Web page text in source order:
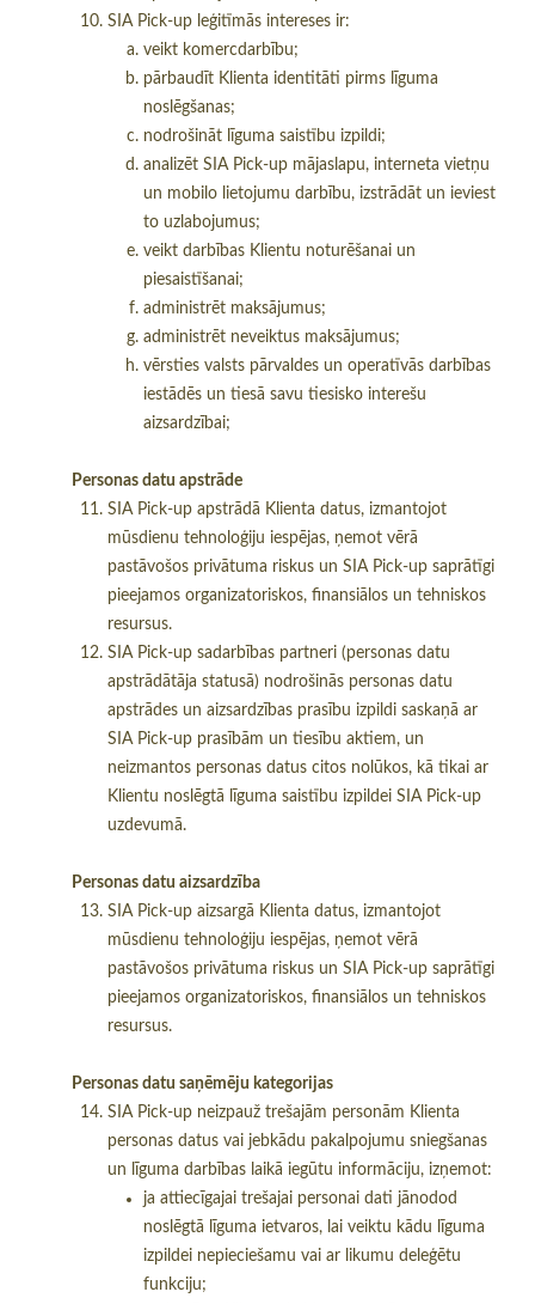
SIA Pick-up leģitīmās intereses ir:
veikt komercdarbību;
pārbaudīt Klienta identitāti pirms līguma
noslēgšanas;
nodrošināt līguma saistību izpildi;
analizēt SIA Pick-up mājaslapu, interneta vietņu
un mobilo lietojumu darbību, izstrādāt un ieviest
to uzlabojumus;
veikt darbības Klientu noturēšanai un
piesaistīšanai;
administrēt maksājumus;
administrēt neveiktus maksājumus;
vērsties valsts pārvaldes un operatīvās darbības
iestādēs un tiesā savu tiesisko interešu
aizsardzībai;
Personas datu apstrāde
SIA Pick-up apstrādā Klienta datus, izmantojot
mūsdienu tehnoloģiju iespējas, ņemot vērā
pastāvošos privātuma riskus un SIA Pick-up saprātīgi
pieejamos organizatoriskos, finansiālos un tehniskos
resursus.
SIA Pick-up sadarbības partneri (personas datu
apstrādātāja statusā) nodrošinās personas datu
apstrādes un aizsardzības prasību izpildi saskaņā ar
SIA Pick-up prasībām un tiesību aktiem, un
neizmantos personas datus citos nolūkos, kā tikai ar
Klientu noslēgtā līguma saistību izpildei SIA Pick-up
uzdevumā.
Personas datu aizsardzība
SIA Pick-up aizsargā Klienta datus, izmantojot
mūsdienu tehnoloģiju iespējas, ņemot vērā
pastāvošos privātuma riskus un SIA Pick-up saprātīgi
pieejamos organizatoriskos, finansiālos un tehniskos
resursus.
Personas datu saņēmēju kategorijas
SIA Pick-up neizpauž trešajām personām Klienta
personas datus vai jebkādu pakalpojumu sniegšanas
un līguma darbības laikā iegūtu informāciju, izņemot:
ja attiecīgajai trešajai personai dati jānodod
noslēgtā līguma ietvaros, lai veiktu kādu līguma
izpildei nepieciešamu vai ar likumu deleģētu
funkciju;